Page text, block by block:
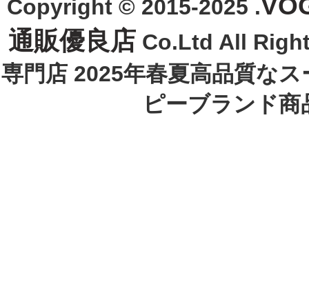
Copyright © 2015-2025 .
通販優良店 Co.Ltd All
専門店 2025年春夏高品質な
ピーブランド